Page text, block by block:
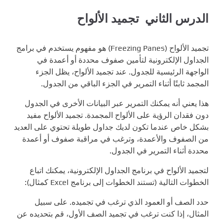
الدرس الثاني تجميد الألواح
تجميد الألواح (Freezing Panes) هو مفهوم يستخدم في برامج
الجداول الإلكترونية لتأمين صفوف محددة أو أعمدة في
الواجهة الرئيسية للجدول. عند تجميد الألواح، يظل الجزء
المجمد ثابتًا أثناء التمرير في الجزء الباقي من الجدول.
هذا يعني أنه يمكنك التمرير عبر البيانات الأخرى في الجدول
دون فقدان الرؤية على الألواح المجمدة. تجميد الألواح مفيد
بشكل خاص عندما تكون لديك جداول طويلة تحتوي على العديد
من الصفوف والأعمدة، وترغب في مراقبة صفوف أو أعمدة
محددة أثناء التمرير في الجدول.
لتجميد الألواح في برنامج الجداول الإلكترونية، يمكنك اتباع
الخطوات التالية (تستند الخطوات إلى برنامج Excel كمثال):
حدد الصف أو العمود الذي ترغب في تجميده. على سبيل
المثال، إذا كنت ترغب في تجميد الصف الأول، قم بتحديده عن